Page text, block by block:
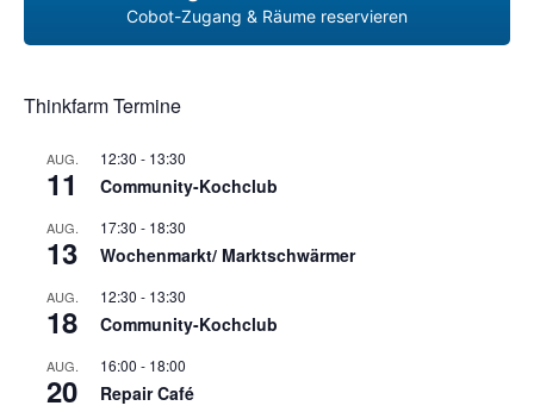
Cobot-Zugang & Räume reservieren
Thinkfarm Termine
AUG.
11
12:30 - 13:30
Community-Kochclub
AUG.
13
17:30 - 18:30
Wochenmarkt/ Marktschwärmer
AUG.
18
12:30 - 13:30
Community-Kochclub
AUG.
20
16:00 - 18:00
Repair Café